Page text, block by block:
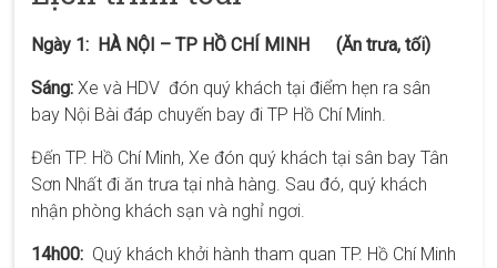
Ngày 1: HÀ NỘI – TP HỒ CHÍ MINH (Ăn trưa, tối)
Sáng: Xe và HDV đón quý khách tại điểm hẹn ra sân
bay Nội Bài đáp chuyến bay đi TP Hồ Chí Minh.
Đến TP. Hồ Chí Minh, Xe đón quý khách tại sân bay Tân
Sơn Nhất đi ăn trưa tại nhà hàng. Sau đó, quý khách
nhận phòng khách sạn và nghỉ ngơi.
14h00: Quý khách khởi hành tham quan TP. Hồ Chí Minh